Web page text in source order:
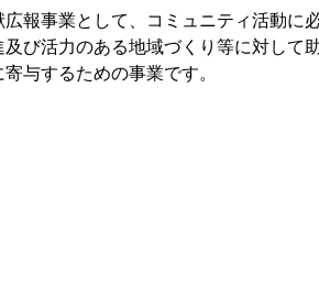
報事業として、コミュニティ活動に
び活力のある地域づくり等に対して
与するための事業です。​